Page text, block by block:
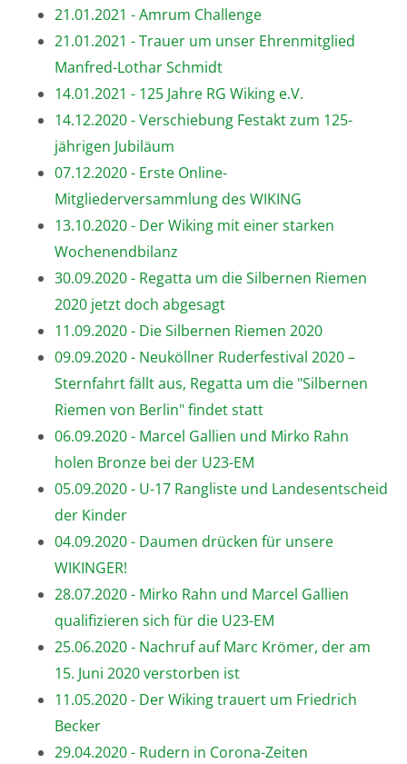
21.01.2021 - Amrum Challenge
21.01.2021 - Trauer um unser Ehrenmitglied
Manfred-Lothar Schmidt
14.01.2021 - 125 Jahre RG Wiking e.V.
14.12.2020 - Verschiebung Festakt zum 125-
jährigen Jubiläum
07.12.2020 - Erste Online-
Mitgliederversammlung des WIKING
13.10.2020 - Der Wiking mit einer starken
Wochenendbilanz
30.09.2020 - Regatta um die Silbernen Riemen
2020 jetzt doch abgesagt
11.09.2020 - Die Silbernen Riemen 2020
09.09.2020 - Neuköllner Ruderfestival 2020 –
Sternfahrt fällt aus, Regatta um die "Silbernen
Riemen von Berlin" findet statt
06.09.2020 - Marcel Gallien und Mirko Rahn
holen Bronze bei der U23-EM
05.09.2020 - U-17 Rangliste und Landesentscheid
der Kinder
04.09.2020 - Daumen drücken für unsere
WIKINGER!
28.07.2020 - Mirko Rahn und Marcel Gallien
qualifizieren sich für die U23-EM
25.06.2020 - Nachruf auf Marc Krömer, der am
15. Juni 2020 verstorben ist
11.05.2020 - Der Wiking trauert um Friedrich
Becker
29.04.2020 - Rudern in Corona-Zeiten